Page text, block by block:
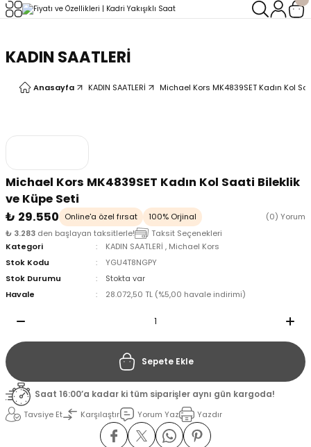
KADIN SAATLERİ
Anasayfa KADIN SAATLERİ Michael Kors MK4839SET Kadın Kol
Michael Kors MK4839SET Kadın Kol Saati Bileklik
ve Küpe Seti
₺ 29.550
Online'a özel fırsat 100% Orjinal
(0) Yorum
₺ 3.283 den başlayan taksitlerle!
Taksit Seçenekleri
Kategori
KADIN SAATLERİ , Michael Kors
Stok Kodu
YGU4T8NGPY
Stok Durumu
Stokta var
Havale
28.072,50 TL (%5,00 havale indirimi)
Sepete Ekle
Saat 16:00’a kadar ki tüm siparişler aynı gün kargoda!
Tavsiye Et
Karşılaştır Yorum Yaz Yazdır
Geri Dön
Geri Dön